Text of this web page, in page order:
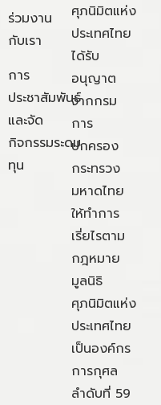
ร่วมงาน
กับเรา
การ
ประชาสัมพันธ์
และจัด
กิจกรรมระดม
ทุน
ศุภนิมิตแห่ง
ประเทศไทย
ได้รับ
อนุญาต
จากกรม
การ
ปกครอง
กระทรวง
มหาดไทย
ให้ทำการ
เรี่ยไรตาม
กฎหมาย
มูลนิธิ
ศุภนิมิตแห่ง
ประเทศไทย
เป็นองค์กร
การกุศล
ลำดับที่ 59